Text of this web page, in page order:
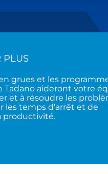
PLUS
grues et les
Tadano aideront votre
et à résoudre les
les temps d’arrêt et de
productivité.